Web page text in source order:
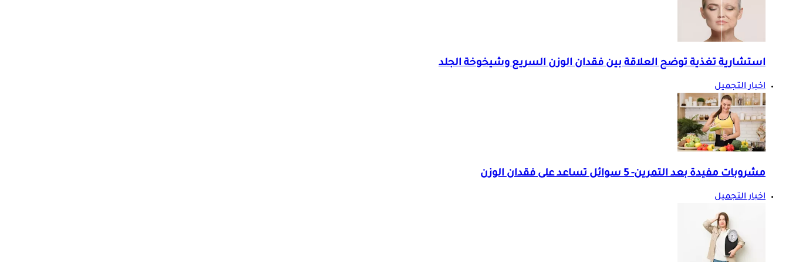
استشارية تغذية توضح العلاقة بين فقدان الوزن السريع وشيخوخة الجلد
اخبار التجميل
مشروبات مفيدة بعد التمرين- 5 سوائل تساعد على فقدان الوزن
اخبار التجميل